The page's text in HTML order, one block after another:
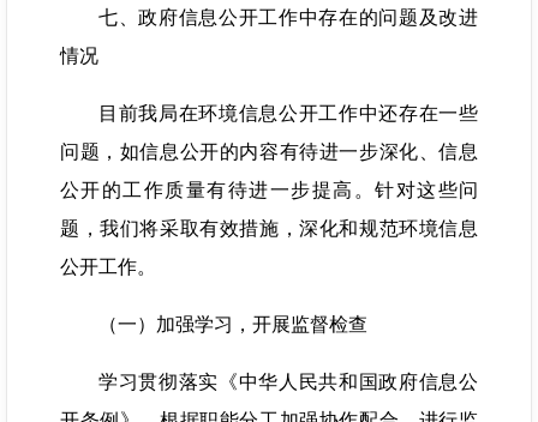
七、政府信息公开工作中存在的问题及改进
情况
目前我局在环境信息公开工作中还存在一些
问题，如信息公开的内容有待进一步深化、信息
公开的工作质量有待进一步提高。针对这些问
题，我们将采取有效措施，深化和规范环境信息
公开工作。
（一）加强学习，开展监督检查
学习贯彻落实《中华人民共和国政府信息公